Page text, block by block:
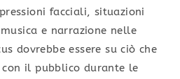
facciali, situazioni
e narrazione nelle
dovrebbe essere su ciò che
il pubblico durante le